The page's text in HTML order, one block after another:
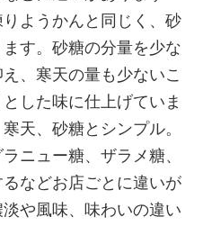
ようかんと同じく、砂
す。砂糖の分量を少な
、寒天の量も少ないこ
した味に仕上げていま
天、砂糖とシンプル。
ニュー糖、ザラメ糖、
などお店ごとに違いが
や風味、味わいの違い